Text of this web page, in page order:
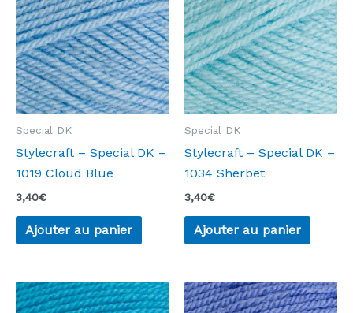
Special DK
Stylecraft – Special DK –
1019 Cloud Blue
3,40€
Ajouter au panier
Special DK
Stylecraft – Special DK –
1034 Sherbet
3,40€
Ajouter au panier